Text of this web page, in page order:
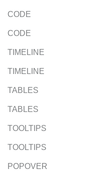
CODE
CODE
TIMELINE
TIMELINE
TABLES
TABLES
TOOLTIPS
TOOLTIPS
POPOVER